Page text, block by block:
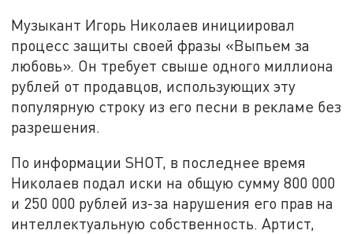
Музыкант Игорь Николаев инициировал
процесс защиты своей фразы «Выпьем за
любовь». Он требует свыше одного миллиона
рублей от продавцов, использующих эту
популярную строку из его песни в рекламе без
разрешения.
По информации SHOT, в последнее время
Николаев подал иски на общую сумму 800 000
и 250 000 рублей из-за нарушения его прав на
интеллектуальную собственность. Артист,